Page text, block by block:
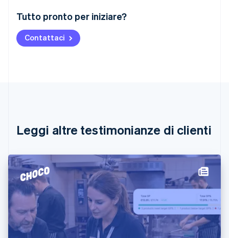
Tutto pronto per iniziare?
Contattaci
Leggi altre testimonianze di clienti
Australia
English
Austria
DeutschEnglish
English Français
Cina continentale
Cipro
English
Croazia
EnglishItaliano
Danimarca
English
Emirati Arabi Uniti
English